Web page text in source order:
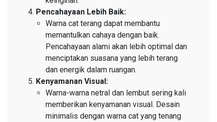
Pencahayaan Lebih Baik:
Warna cat terang dapat membantu
memantulkan cahaya dengan baik.
Pencahayaan alami akan lebih optimal dan
menciptakan suasana yang lebih terang
dan energik dalam ruangan.
Kenyamanan Visual:
Warna-warna netral dan lembut sering kali
memberikan kenyamanan visual. Desain
minimalis dengan warna cat yang tenang